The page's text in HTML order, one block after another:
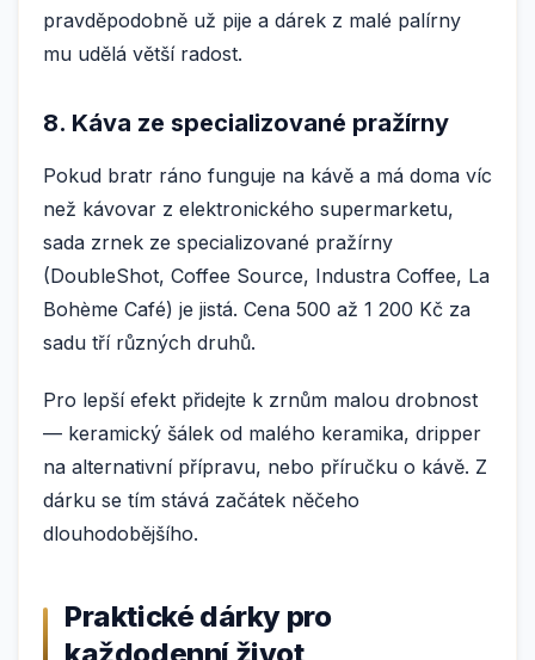
pravděpodobně už pije a dárek z malé palírny
mu udělá větší radost.
8. Káva ze specializované pražírny
Pokud bratr ráno funguje na kávě a má doma víc
než kávovar z elektronického supermarketu,
sada zrnek ze specializované pražírny
(DoubleShot, Coffee Source, Industra Coffee, La
Bohème Café) je jistá. Cena 500 až 1 200 Kč za
sadu tří různých druhů.
Pro lepší efekt přidejte k zrnům malou drobnost
— keramický šálek od malého keramika, dripper
na alternativní přípravu, nebo příručku o kávě. Z
dárku se tím stává začátek něčeho
dlouhodobějšího.
Praktické dárky pro
každodenní život